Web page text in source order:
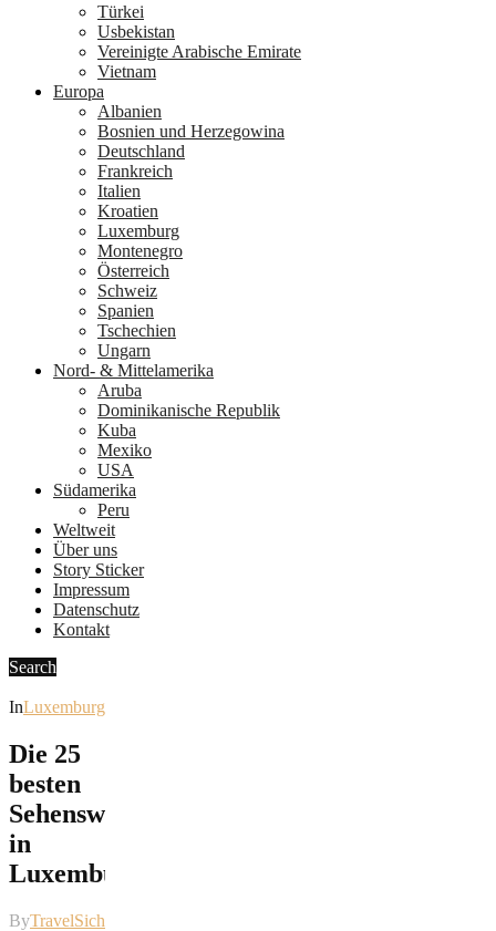
Türkei
Usbekistan
Vereinigte Arabische Emirate
Vietnam
Europa
Albanien
Bosnien und Herzegowina
Deutschland
Frankreich
Italien
Kroatien
Luxemburg
Montenegro
Österreich
Schweiz
Spanien
Tschechien
Ungarn
Nord- & Mittelamerika
Aruba
Dominikanische Republik
Kuba
Mexiko
USA
Südamerika
Peru
Weltweit
Über uns
Story Sticker
Impressum
Datenschutz
Kontakt
Search
InLuxemburg
Die 25
besten
Sehenswürdigkeiten
in
Luxemburg
ByTravelSicht